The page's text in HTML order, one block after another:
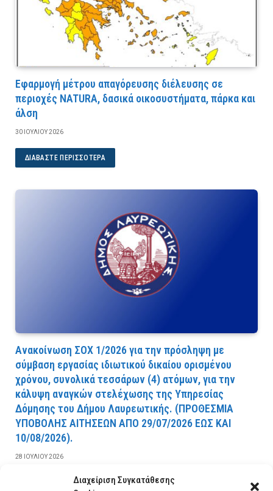
Διαχείριση Συγκατάθεσης
Εφαρμογή μέτρου απαγόρευσης διέλευσης σε
περιοχές NATURA, δασικά οικοσυστήματα, πάρκα και
άλση
30 ΙΟΥΛΊΟΥ 2026
ΔΙΑΒΆΣΤΕ ΠΕΡΙΣΣΌΤΕΡΑ
Ανακοίνωση ΣΟΧ 1/2026 για την πρόσληψη με
σύμβαση εργασίας ιδιωτικού δικαίου ορισμένου
χρόνου, συνολικά τεσσάρων (4) ατόμων, για την
κάλυψη αναγκών στελέχωσης της Υπηρεσίας
Δόμησης του Δήμου Λαυρεωτικής. (ΠPOΘEΣMIA
YΠOBOΛHΣ AITHΣEΩN AΠO 29/07/2026 EΩΣ KAI
10/08/2026).
28 ΙΟΥΛΊΟΥ 2026
ΔΙΑΒΆΣΤΕ ΠΕΡΙΣΣΌΤΕΡΑ